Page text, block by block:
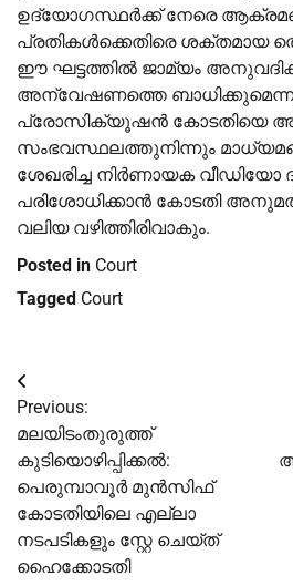
ഉദ്യോഗസ്ഥർക്ക് നേരെ
പ്രതികള്‍ക്കെതിരെ ശക്തമായ
ഈ ഘട്ടത്തില്‍ ജാമ്യം
അന്വേഷണത്തെ
പ്രോസിക്യൂഷൻ കോടതിയെ
സംഭവസ്ഥലത്തുനിന്നും
ശേഖരിച്ച നിർണായക
പരിശോധിക്കാൻ കോടതി
വലിയ വഴിത്തിരിവാകും.
Posted in Court
Tagged Court
Post
navigation
Previous:
മലയിടംതുരുത്ത്
കുടിയൊഴിപ്പിക്കല്‍:
പെരുമ്പാവൂര്‍ മുൻസിഫ്
കോടതിയിലെ എല്ലാ
നടപടികളും സ്റ്റേ ചെയ്ത്
ഹൈക്കോടതി